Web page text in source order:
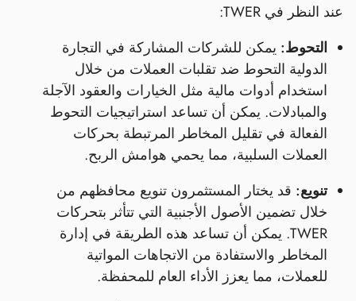
عند النظر في TWER:
التحوط: يمكن للشركات المشاركة في التجارة
الدولية التحوط ضد تقلبات العملات من خلال
استخدام أدوات مالية مثل الخيارات والعقود الآجلة
والمبادلات. يمكن أن تساعد استراتيجيات التحوط
الفعالة في تقليل المخاطر المرتبطة بحركات
العملات السلبية، مما يحمي هوامش الربح.
تنويع: قد يختار المستثمرون تنويع محافظهم من
خلال تضمين الأصول الأجنبية التي تتأثر بتحركات
TWER. يمكن أن تساعد هذه الطريقة في إدارة
المخاطر والاستفادة من الاتجاهات المواتية
للعملات، مما يعزز الأداء العام للمحفظة.